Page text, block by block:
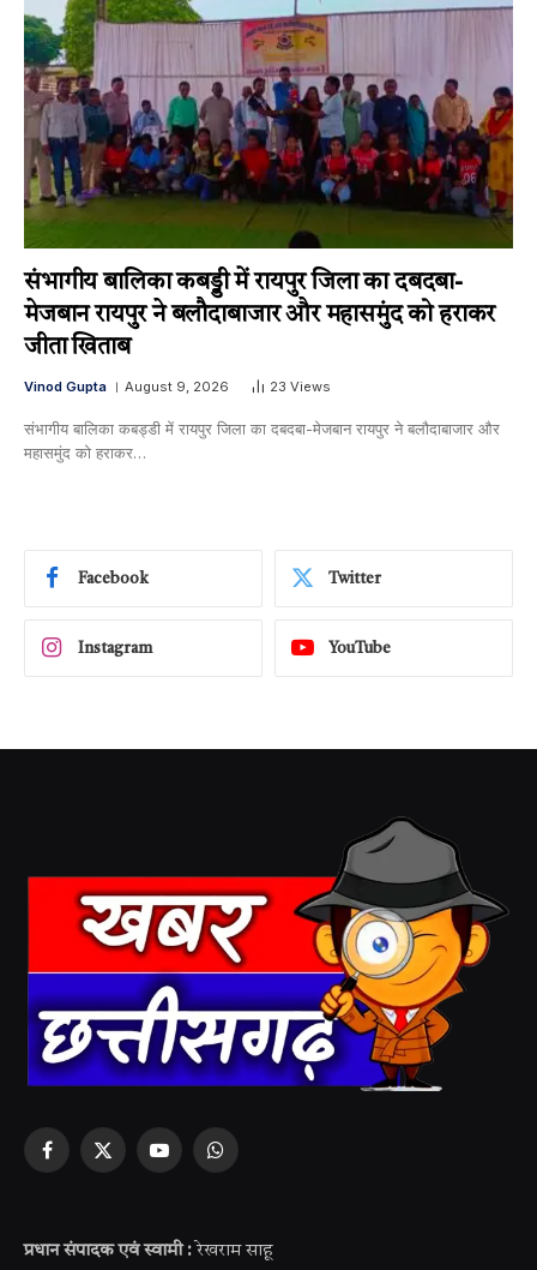
संभागीय बालिका कबड्डी में रायपुर जिला का दबदबा-​
मेजबान रायपुर ने बलौदाबाजार और महासमुंद को हराकर
जीता खिताब
Vinod Gupta August 9, 2026 23 Views
संभागीय बालिका कबड्डी में रायपुर जिला का दबदबा-​मेजबान रायपुर ने बलौदाबाजार और
महासमुंद को हराकर…
Facebook Twitter
Instagram YouTube
Facebook
X
YouTubeWhatsApp
प्रधान संपादक एवं स्वामी : रेखराम साहू